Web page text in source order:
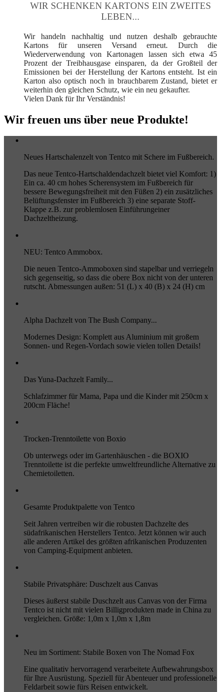
WIR SCHENKEN KARTONS EIN ZWEITES
LEBEN...
Wir handeln nachhaltig und nutzen deshalb gebrauchte
Kartons für unseren Versand erneut. Durch die
Wiederverwendung von Kartonagen lassen sich etwa 45
Prozent der Treibhausgase einsparen, da der Großteil der
Emissionen bei der Herstellung der Kartons entsteht. Ist ein
Karton also optisch noch in brauchbarem Zustand, bietet er
weiterhin den gleichen Schutz, wie ein neu gekaufter.
Vielen Dank für Ihr Verständnis!
Wir freuen uns über neue Produkte!
Neues Hartschalenzelt von Tentco mit Schere im Fußbereich.
Das neue Tentco-Hartschaldendachzelt bietet viel Komfort: 1)
Ein ca. 40 cm hohes Scherensystem im Fußbereich für
bessere Bewegungsfreiheit mit den Füßen 2) ein zusätzliches
Belüftungsfenster im Fußbereich 3) eine separate Stoff-
Klappe z.B. zur problemlosen Einführungeiner
Dachzeltheizung.
NEU: Tentco Ammobox.
Die neuen Tentco-Ammoboxen sind stapelbar und verriegeln
sich gegenseitig, so dass die obere Box nicht von der unteren
rutscht. Abmessungen außen: 51 (L) x 40 (B) x 24 (H) cm
Alpha Dachzelt von The Bush Company...
Modernes Design: Komplett aus Aluminium mit großem
Sonnen- und Regen-Vordach sowie vielen tollen Details!
Das Yuna-Dachzelt Family...
Schlafzimmer für Mama, Papa und die Kinder mit 250cm x
200cm Fläche!
Trocken-Trenntoilette von Boxio
Ob unterwegs oder im Gartenhäuschen - die BOXIO
Trenntoilette ist die perfekte umweltfreundliche Alternative zu
Chemietoiletten.
Gesamte Produktpalette von Tentco
Seit Jahren vertreiben wir die robusten Dachzelte des
südafrikanischen Herstellers Tentco. Jetzt können wir auch
alle anderen Artikel des größten afrikanischen Produzenten
von Camping-Equipment anbieten.
Stabile Privatsphäre: Duschzelt aus Canvas
Dieses äußerst stabile Duschzelt aus Canvas von der Firma
Tentco ist nicht mit vielen Billigprodukten made in China zu
vergleichen. Größe: 1,0m x 1,0m x 1,8m
Neu im Sortiment: Stabile Boxen von The Nomad Fox
Eine qualitativ hervorragend verarbeitete Aufbewahrungsbox
für Ihre Ausrüstung. Speziell für Abenteuer und professionelle
Feldarbeit sowie fürs Reisen entwickelt.